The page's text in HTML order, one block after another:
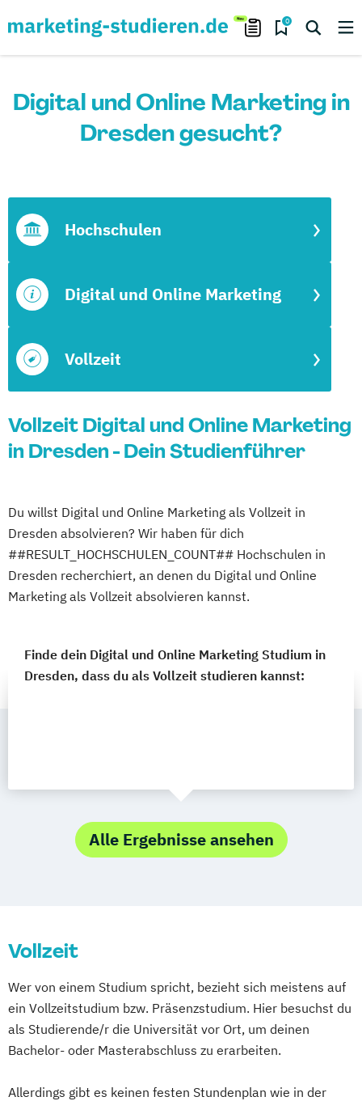
0
Digital und Online Marketing in
Dresden gesucht?
Vollzeit
Digital und Online Marketing
Hochschulen
Vollzeit Digital und Online Marketing
in Dresden - Dein Studienführer
Du willst Digital und Online Marketing als Vollzeit in
Dresden absolvieren? Wir haben für dich
##RESULT_HOCHSCHULEN_COUNT## Hochschulen in
Dresden recherchiert, an denen du Digital und Online
Marketing als Vollzeit absolvieren kannst.
Finde dein Digital und Online Marketing Studium in
Dresden, dass du als Vollzeit studieren kannst:
Alle Ergebnisse ansehen
Vollzeit
Wer von einem Studium spricht, bezieht sich meistens auf
ein Vollzeitstudium bzw. Präsenzstudium. Hier besuchst du
als Studierende/r die Universität vor Ort, um deinen
Bachelor- oder Masterabschluss zu erarbeiten.
Allerdings gibt es keinen festen Stundenplan wie in der